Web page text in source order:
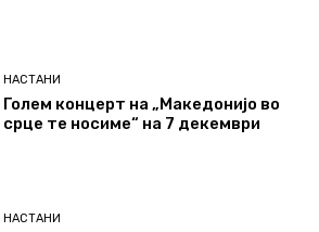
НАСТАНИ
Голем концерт на „Македонијо во
срце те носиме“ на 7 декември
НАСТАНИ